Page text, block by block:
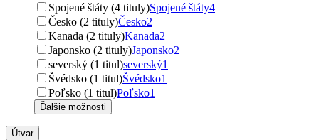
Spojené štáty (4 tituly)Spojené štáty4
Česko (2 tituly)Česko2
Kanada (2 tituly)Kanada2
Japonsko (2 tituly)Japonsko2
severský (1 titul)severský1
Švédsko (1 titul)Švédsko1
Poľsko (1 titul)Poľsko1
Ďalšie možnosti
Útvar